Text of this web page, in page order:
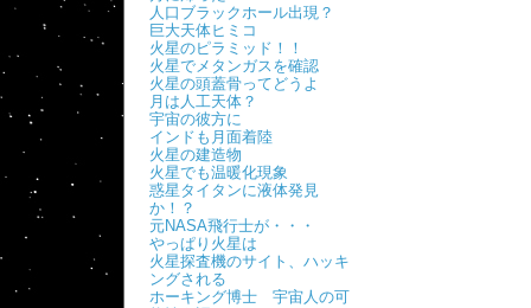
人口ブラックホール出現？
巨大天体ヒミコ
火星のピラミッド！！
火星でメタンガスを確認
火星の頭蓋骨ってどうよ
月は人工天体？
宇宙の彼方に
インドも月面着陸
火星の建造物
火星でも温暖化現象
惑星タイタンに液体発見
か！？
元NASA飛行士が・・・
やっぱり火星は
火星探査機のサイト、ハッキ
ングされる
ホーキング博士 宇宙人の可